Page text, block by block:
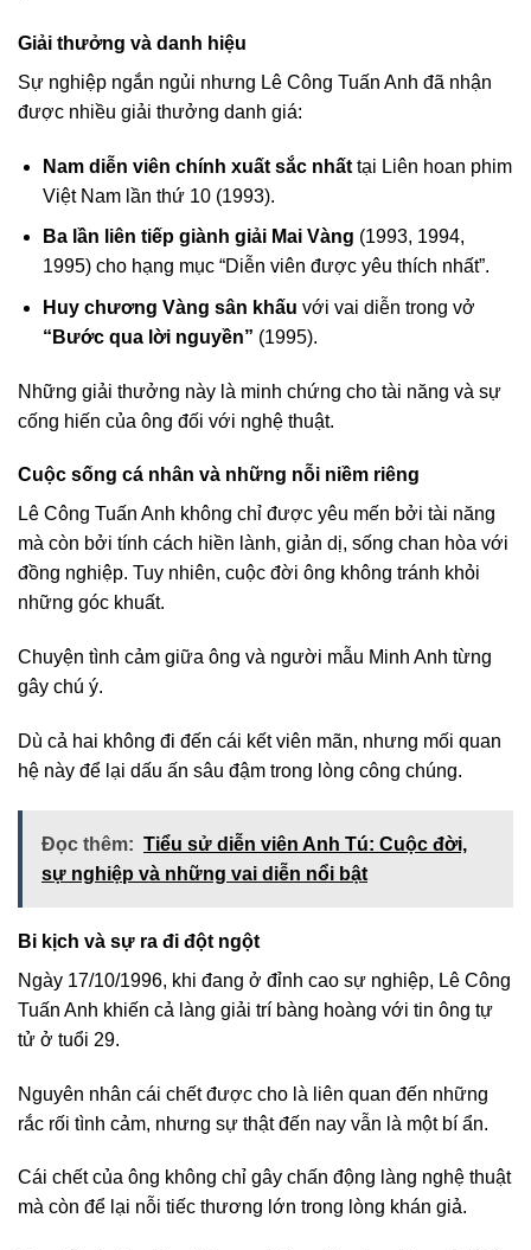
Giải thưởng và danh hiệu
Sự nghiệp ngắn ngủi nhưng Lê Công Tuấn Anh đã nhận
được nhiều giải thưởng danh giá:
Nam diễn viên chính xuất sắc nhấttại Liên hoan phim
Việt Nam lần thứ 10 (1993).
Ba lần liên tiếp giành giải Mai Vàng (1993, 1994,
1995) cho hạng mục “Diễn viên được yêu thích nhất”.
Huy chương Vàng sân khấu với vai diễn trong vở
“Bước qua lời nguyền” (1995).
Những giải thưởng này là minh chứng cho tài năng và sự
cống hiến của ông đối với nghệ thuật.
Cuộc sống cá nhân và những nỗi niềm riêng
Lê Công Tuấn Anh không chỉ được yêu mến bởi tài năng
mà còn bởi tính cách hiền lành, giản dị, sống chan hòa với
đồng nghiệp. Tuy nhiên, cuộc đời ông không tránh khỏi
những góc khuất.
Chuyện tình cảm giữa ông và người mẫu Minh Anh từng
gây chú ý.
Dù cả hai không đi đến cái kết viên mãn, nhưng mối quan
hệ này để lại dấu ấn sâu đậm trong lòng công chúng.
Đọc thêm: Tiểu sử diễn viên Anh Tú: Cuộc đời,
sự nghiệp và những vai diễn nổi bật
Bi kịch và sự ra đi đột ngột
Ngày 17/10/1996, khi đang ở đỉnh cao sự nghiệp, Lê Công
Tuấn Anh khiến cả làng giải trí bàng hoàng với tin ông tự
tử ở tuổi 29.
Nguyên nhân cái chết được cho là liên quan đến những
rắc rối tình cảm, nhưng sự thật đến nay vẫn là một bí ẩn.
Cái chết của ông không chỉ gây chấn động làng nghệ thuật
mà còn để lại nỗi tiếc thương lớn trong lòng khán giả.